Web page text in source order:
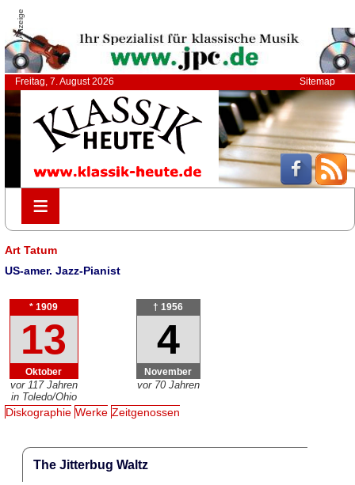
Anzeige
Freitag, 7. August 2026 Sitemap
≡
≡
Art Tatum
US-amer. Jazz-Pianist
* 1909
13
Oktober
vor 117 Jahren
in Toledo/Ohio
† 1956
4
November
vor 70 Jahren
Diskographie Werke Zeitgenossen
The Jitterbug Waltz